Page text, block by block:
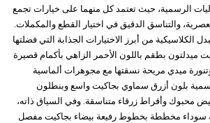
الرسمية، حيث تعتمد كل منهما على خيارات تجمع
والتناسق الدقيق في اختيار القطع والمكملات.
الكلاسيكية من أبرز الاختيارات الجذابة التي فضلتها
ميدلتون بطقم باللون الأحمر الزاهي بأكمام قصيرة
ميدي مريحة نسقتها مع مجوهرات ألماسية
بلون أزرق سماوي بجاكيت واسع وبنطلون
محبوك وأقراط زرقاء متناسقة. وفي السياق ذاته،
سوداء مخططة بخطوط رفيعة بيضاء بجاكيت مفصل